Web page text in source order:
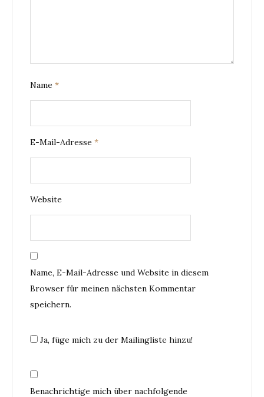
Name *
E-Mail-Adresse *
Website
Name, E-Mail-Adresse und Website in diesem
Browser für meinen nächsten Kommentar
speichern.
Ja, füge mich zu der Mailingliste hinzu!
Benachrichtige mich über nachfolgende